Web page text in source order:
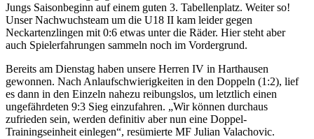
Jungs Saisonbeginn auf einem guten 3. Tabellenplatz. Weiter so!
Unser Nachwuchsteam um die U18 II kam leider gegen
Neckartenzlingen mit 0:6 etwas unter die Räder. Hier steht aber
auch Spielerfahrungen sammeln noch im Vordergrund.
Bereits am Dienstag haben unsere Herren IV in Harthausen
gewonnen. Nach Anlaufschwierigkeiten in den Doppeln (1:2), lief
es dann in den Einzeln nahezu reibungslos, um letztlich einen
ungefährdeten 9:3 Sieg einzufahren. „Wir können durchaus
zufrieden sein, werden definitiv aber nun eine Doppel-
Trainingseinheit einlegen“, resümierte MF Julian Valachovic.